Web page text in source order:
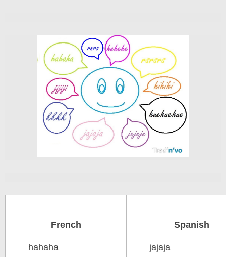
French
hahaha
Spanish
jajaja